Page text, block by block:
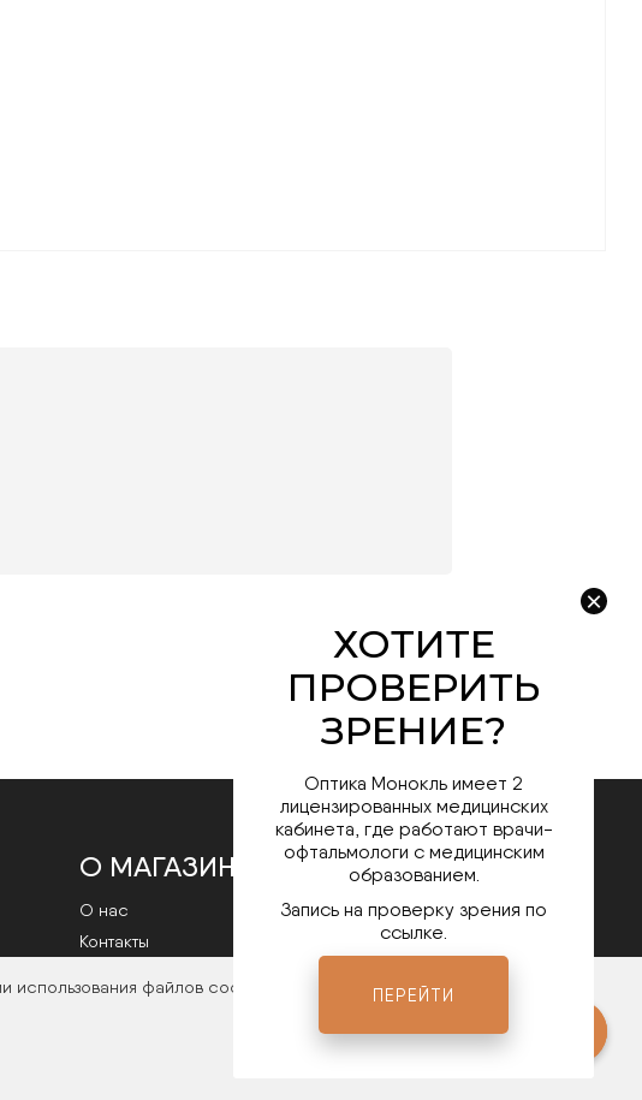
файлов cookies. Чтобы ознакомиться с нашими
О МАГАЗИНЕ
О нас
Контакты
оферты
Оптика Монокль имеет 2
лицензированных медицинских
кабинета, где работают врачи-
офтальмологи с медицинским
образованием.
Запись на проверку зрения по
ссылке.
ПЕРЕЙТИ
Мы в соц.сетях